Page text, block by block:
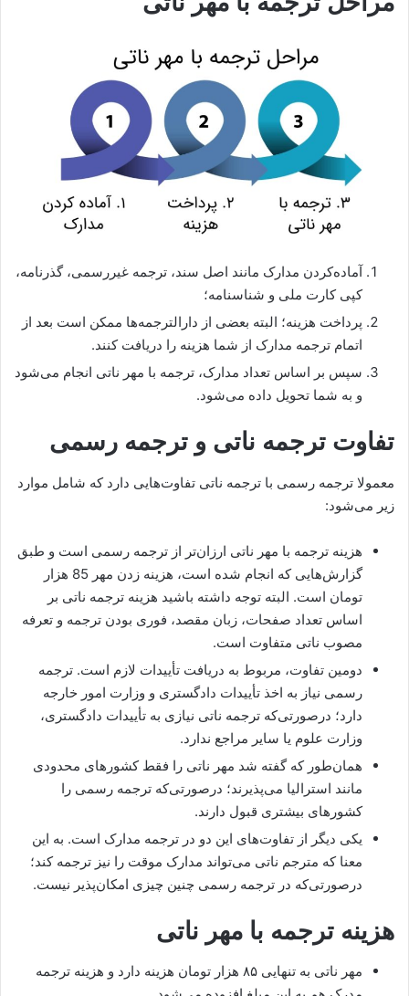
آماده‌کردن مدارک مانند اصل سند، ترجمه غیررسمی، گذرنامه،
کپی کارت ملی و شناسنامه؛
پرداخت هزینه؛ البته بعضی از دارالترجمه‌ها ممکن است بعد از
اتمام ترجمه مدارک از شما هزینه را دریافت کنند.
سپس بر اساس تعداد مدارک، ترجمه با مهر ناتی انجام می‌شود
و به شما تحویل داده می‌شود.
تفاوت ترجمه ناتی و ترجمه رسمی
معمولا ترجمه رسمی با ترجمه ناتی تفاوت‌هایی دارد که شامل موارد
زیر می‌شود:
هزینه ترجمه با مهر ناتی ارزان‌تر از ترجمه رسمی است و طبق
گزارش‌هایی که انجام شده است، هزینه زدن مهر 85 هزار
تومان است. البته توجه داشته باشید هزینه ترجمه ناتی بر
اساس تعداد صفحات، زبان مقصد، فوری بودن ترجمه و تعرفه
مصوب ناتی متفاوت است.
دومین تفاوت، مربوط به دریافت تأییدات لازم است. ترجمه
رسمی نیاز به اخذ تأییدات دادگستری و وزارت امور خارجه
دارد؛ درصورتی‌که ترجمه ناتی نیازی به تأییدات دادگستری،
وزارت علوم یا سایر مراجع ندارد.
همان‌طور که گفته شد مهر ناتی را فقط کشور‌های محدودی
مانند استرالیا می‌پذیرند؛ درصورتی‌که ترجمه رسمی را
کشور‌های بیشتری قبول دارند.
یکی دیگر از تفاوت‌های این دو در ترجمه مدارک است. به این
معنا که مترجم ناتی می‌تواند مدارک موقت را نیز ترجمه کند؛
درصورتی‌که در ترجمه رسمی چنین چیزی امکان‌پذیر نیست.
هزینه ترجمه با مهر ناتی
مهر ناتی به تنهایی ۸۵ هزار تومان هزینه دارد و هزینه ترجمه